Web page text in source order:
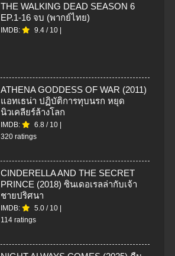
THE WALKING DEAD SEASON 6
EP.1-16 จบ (พากย์ไทย)
IMDB: 9.4 / 10 |
ATHENA GODDESS OF WAR (2011)
แอทเธน่า ปฏิบัติการทุบนรก หยุด
นิวเคลียร์ล้างโลก
IMDB: 6.8 / 10 |
320 ratings
CINDERELLA AND THE SECRET
PRINCE (2018) ซินเดอเรลล่ากับเจ้า
ชายปริศนา
IMDB: 5.0 / 10 |
114 ratings